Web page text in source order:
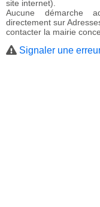
site internet).
Aucune démarche
directement sur
contacter la mairie
Signaler une